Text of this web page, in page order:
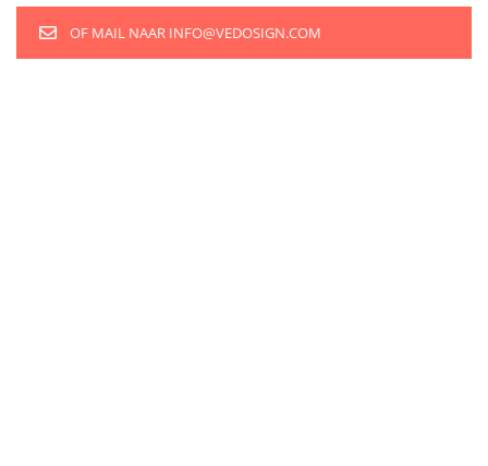
OF MAIL NAAR INFO@VEDOSIGN.COM